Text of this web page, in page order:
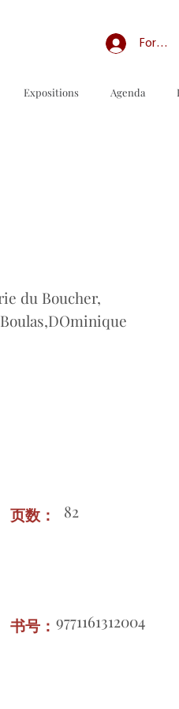
Forum
Expositions Agenda
du Boucher,
82
页数：
9771161312004
书号：